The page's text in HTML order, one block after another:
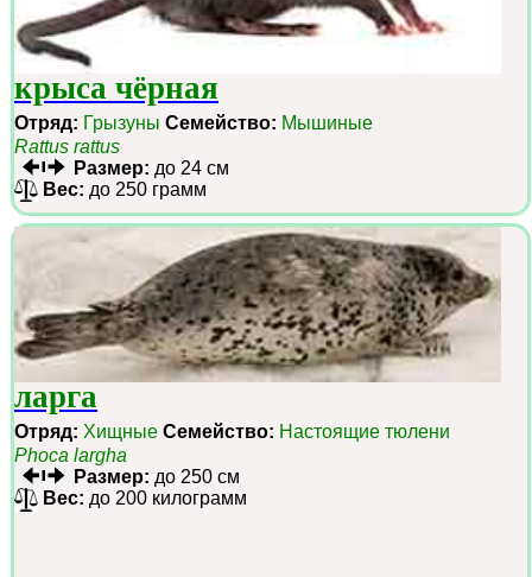
крыса чёрная
Отряд: Грызуны Семейство: Мышиные
Rattus rattus
Размер: до 24 см
Вес: до 250 грамм
ларга
Отряд: Хищные Семейство: Настоящие тюлени
Phoca largha
Размер: до 250 см
Вес: до 200 килограмм